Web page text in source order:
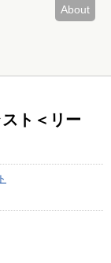
About
ト＜リー